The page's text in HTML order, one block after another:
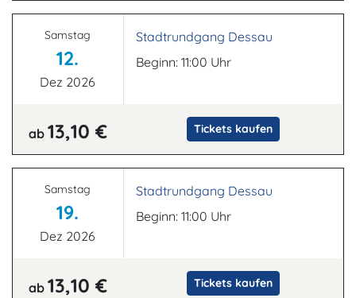
Samstag
12.
Dez 2026
Stadtrundgang Dessau
Beginn: 11:00 Uhr
ab 13,10 € Tickets kaufen
Samstag
19.
Dez 2026
Stadtrundgang Dessau
Beginn: 11:00 Uhr
ab 13,10 € Tickets kaufen